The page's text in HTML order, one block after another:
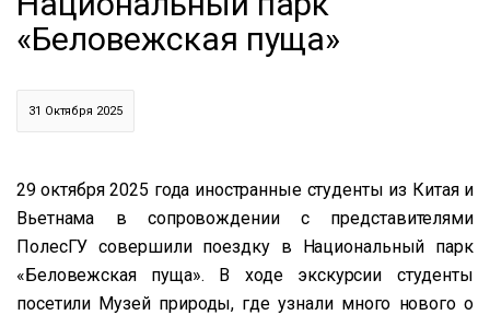
«Беловежская пуща»
31 Октября 2025
29 октября 2025 года иностранные студенты из Китая и
Вьетнама в сопровождении с представителями
ПолесГУ совершили поездку в Национальный парк
«Беловежская пуща». В ходе экскурсии студенты
посетили Музей природы, где узнали много нового о